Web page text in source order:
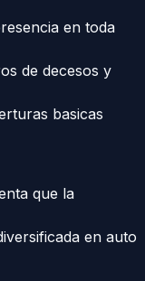
en toda
de decesos y
basicas
que la
en auto